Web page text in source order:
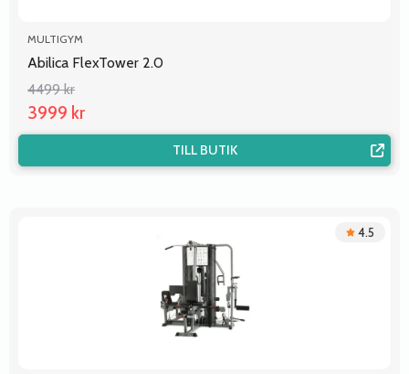
MULTIGYM
Abilica FlexTower 2.0
4499 kr
3999 kr
TILL BUTIK
4.5